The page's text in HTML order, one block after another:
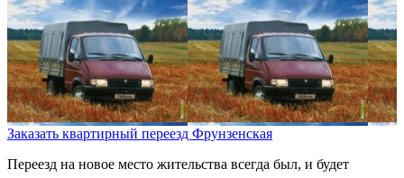
Заказать квартирный переезд Фрунзенская
Переезд на новое место жительства всегда был, и будет